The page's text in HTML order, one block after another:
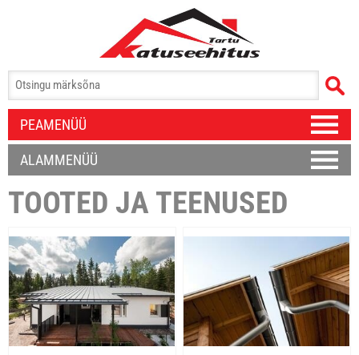
PEAMENÜÜ
ALAMMENÜÜ
TOOTED JA TEENUSED